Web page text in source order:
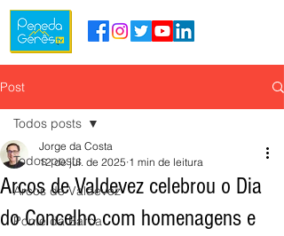
Post
Todos posts
Arcos de Valdevez
Ponte da Barca
Todos posts
Arcos de Valdevez celebrou o Dia
do Concelho com homenagens e
Jorge da Costa
12 de jul. de 2025 1 min de leitura